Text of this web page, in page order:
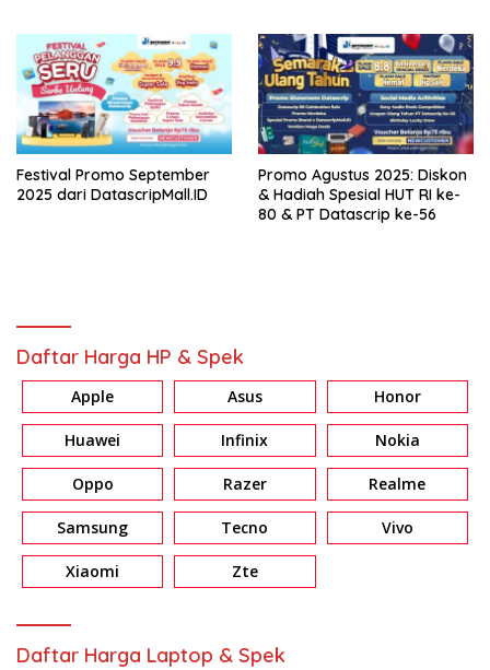
Festival Promo September
2025 dari DatascripMall.ID
Promo Agustus 2025: Diskon
& Hadiah Spesial HUT RI ke-
80 & PT Datascrip ke-56
Daftar Harga HP & Spek
Apple Asus Honor
Huawei Infinix Nokia
Oppo Razer Realme
Samsung Tecno Vivo
Xiaomi Zte
Daftar Harga Laptop & Spek